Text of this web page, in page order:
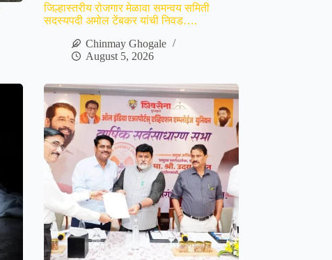
जिल्हास्तरीय रोजगार मेळावा समन्वय समिती
सदस्यपदी अमोल टेंबकर यांची निवड….
Chinmay Ghogale
August 5, 2026